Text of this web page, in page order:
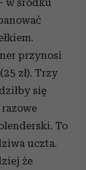
w środku
przynosi
zł). Trzy
się
To
uczta.
że